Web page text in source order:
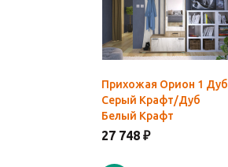
Прихожая Орион 1 Дуб
Серый Крафт/Дуб
Белый Крафт
27 748 ₽